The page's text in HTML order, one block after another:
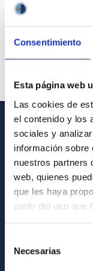
Consentimiento
Esta página web
Las cookies de
el contenido y los
sociales y
información sobre
nuestros partners
web, quienes
que les haya
partir del uso que
Necesarias
GENERAL INFORMATION
Contact
How to get to the
List of personnel
Library
General register